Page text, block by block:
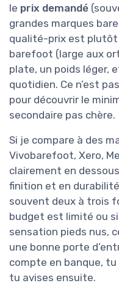
le prix demandé
grandes marques
qualité-prix est plutôt
barefoot (large aux
plate, un poids léger,
quotidien. Ce n’est
pour découvrir le
secondaire pas chère.
Si je compare à des
Vivobarefoot, Xero,
clairement en
finition et en
souvent deux à trois
budget est limité ou si
sensation pieds nus,
une bonne porte
compte en banque,
tu avises ensuite.